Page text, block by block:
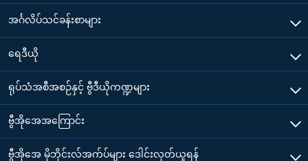
အင်္ဂလိပ်သင်ခန်းစာများ
ရေဒီယို
ရုပ်သံအစီအစဉ်နှင့် ဗွီဒီယိုကဏ္ဍများ
ဗွီအိုအေအကြောင်း
ဗွီအိုအေ မိုဘိုင်းလ်အက်ပ်များ ဒေါင်းလုတ်ယူရန်